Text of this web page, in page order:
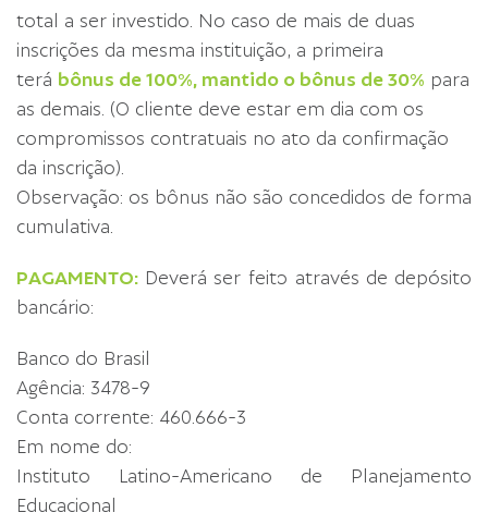
total a ser investido. No caso de mais de duas
inscrições da mesma instituição, a primeira
terá bônus de 100%, mantido o bônus de 30% para
as demais. (O cliente deve estar em dia com os
compromissos contratuais no ato da confirmação
da inscrição).
Observação: os bônus não são concedidos de forma
cumulativa.
PAGAMENTO: Deverá ser feito através de depósito
bancário:
Banco do Brasil
Agência: 3478-9
Conta corrente: 460.666-3
Em nome do:
Instituto Latino-Americano de Planejamento
Educacional